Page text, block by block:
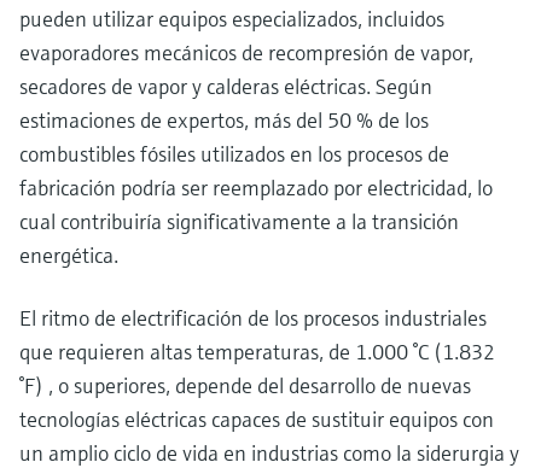
pueden utilizar equipos especializados, incluidos
evaporadores mecánicos de recompresión de vapor,
secadores de vapor y calderas eléctricas. Según
estimaciones de expertos, más del 50 % de los
combustibles fósiles utilizados en los procesos de
fabricación podría ser reemplazado por electricidad, lo
cual contribuiría significativamente a la transición
energética.
El ritmo de electrificación de los procesos industriales
que requieren altas temperaturas, de 1.000 °C (1.832
°F) , o superiores, depende del desarrollo de nuevas
tecnologías eléctricas capaces de sustituir equipos con
un amplio ciclo de vida en industrias como la siderurgia y